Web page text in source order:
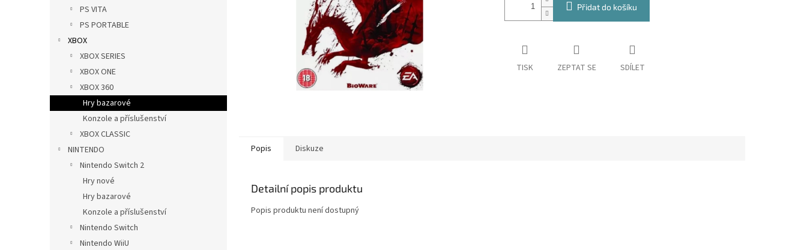
PS VITA
PS PORTABLE
XBOX
XBOX SERIES
XBOX ONE
XBOX 360
Hry bazarové
Konzole a příslušenství
XBOX CLASSIC
NINTENDO
Nintendo Switch 2
Hry nové
Hry bazarové
Konzole a příslušenství
Nintendo Switch
Nintendo WiiU
Přidat do košíku
TISK ZEPTAT SE SDÍLET
Popis Diskuze
Detailní popis produktu
Popis produktu není dostupný